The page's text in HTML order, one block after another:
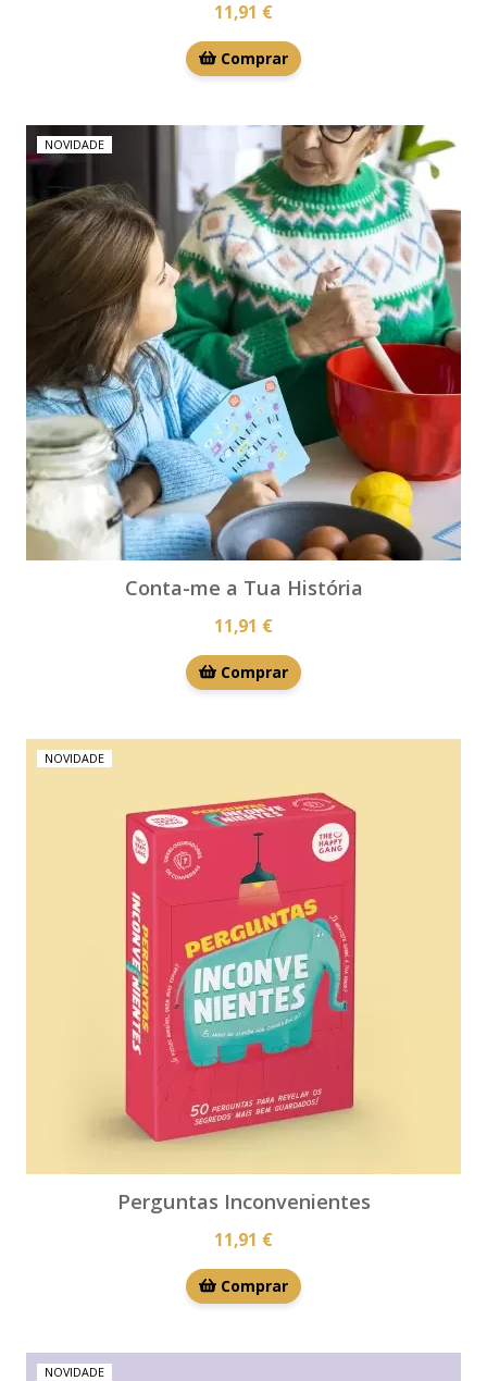
11,91 €
Comprar
NOVIDADE
Conta-me a Tua História
11,91 €
Comprar
NOVIDADE
Perguntas Inconvenientes
11,91 €
Comprar
NOVIDADE